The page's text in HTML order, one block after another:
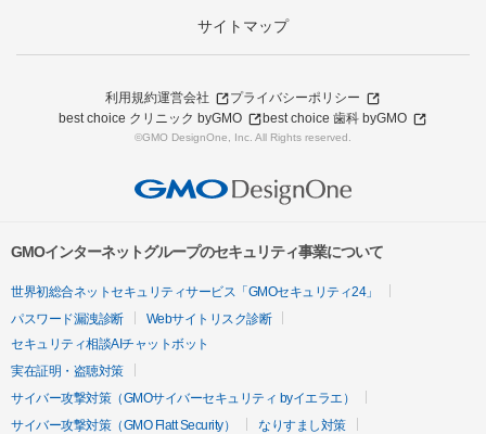
サイトマップ
利用規約運営会社
プライバシーポリシー
best choice クリニック byGMO
best choice 歯科 byGMO
©GMO DesignOne, Inc. All Rights reserved.
GMOインターネットグループのセキュリティ事業について
世界初総合ネットセキュリティサービス「GMOセキュリティ24」
パスワード漏洩診断
Webサイトリスク診断
セキュリティ相談AIチャットボット
実在証明・盗聴対策
サイバー攻撃対策（GMOサイバーセキュリティ byイエラエ）
サイバー攻撃対策（GMO Flatt Security）
なりすまし対策